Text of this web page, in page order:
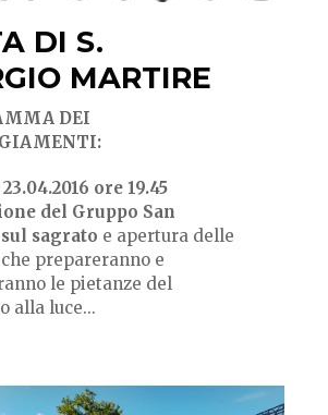
DI S.
MARTIRE
DEI
ore 19.45
del Gruppo San
sagrato e apertura delle
prepareranno e
le pietanze del
alla luce...